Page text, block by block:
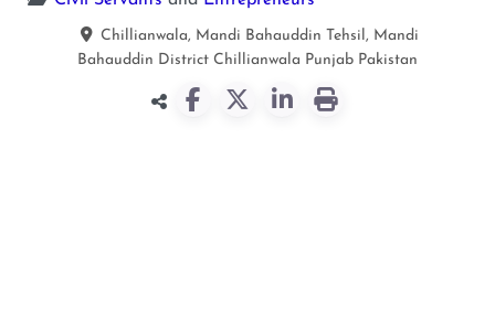
Chillianwala, Mandi Bahauddin Tehsil, Mandi
Bahauddin District Chillianwala Punjab Pakistan